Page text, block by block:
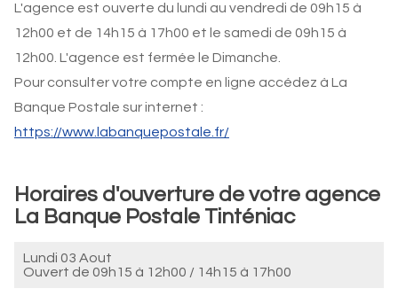
L'agence est ouverte du lundi au vendredi de 09h15 à
12h00 et de 14h15 à 17h00 et le samedi de 09h15 à
12h00. L'agence est fermée le Dimanche.
Pour consulter votre compte en ligne accédez à La
Banque Postale sur internet :
https://www.labanquepostale.fr/
Horaires d'ouverture de votre agence
La Banque Postale Tinténiac
Lundi 03 Aout
Ouvert de 09h15 à 12h00 / 14h15 à 17h00